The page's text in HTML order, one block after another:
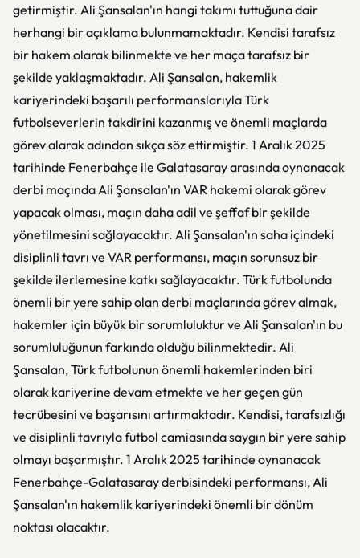
getirmiştir. Ali Şansalan'ın hangi takımı tuttuğuna dair
herhangi bir açıklama bulunmamaktadır. Kendisi tarafsız
bir hakem olarak bilinmekte ve her maça tarafsız bir
şekilde yaklaşmaktadır. Ali Şansalan, hakemlik
kariyerindeki başarılı performanslarıyla Türk
futbolseverlerin takdirini kazanmış ve önemli maçlarda
görev alarak adından sıkça söz ettirmiştir. 1 Aralık 2025
tarihinde Fenerbahçe ile Galatasaray arasında oynanacak
derbi maçında Ali Şansalan'ın VAR hakemi olarak görev
yapacak olması, maçın daha adil ve şeffaf bir şekilde
yönetilmesini sağlayacaktır. Ali Şansalan'ın saha içindeki
disiplinli tavrı ve VAR performansı, maçın sorunsuz bir
şekilde ilerlemesine katkı sağlayacaktır. Türk futbolunda
önemli bir yere sahip olan derbi maçlarında görev almak,
hakemler için büyük bir sorumluluktur ve Ali Şansalan'ın bu
sorumluluğunun farkında olduğu bilinmektedir. Ali
Şansalan, Türk futbolunun önemli hakemlerinden biri
olarak kariyerine devam etmekte ve her geçen gün
tecrübesini ve başarısını artırmaktadır. Kendisi, tarafsızlığı
ve disiplinli tavrıyla futbol camiasında saygın bir yere sahip
olmayı başarmıştır. 1 Aralık 2025 tarihinde oynanacak
Fenerbahçe-Galatasaray derbisindeki performansı, Ali
Şansalan'ın hakemlik kariyerindeki önemli bir dönüm
noktası olacaktır.